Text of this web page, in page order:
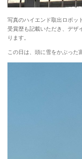
写真のハイエンド取出ロボッ
受賞歴も記載いただき、デザ
ります。
この日は、頭に雪をかぶった